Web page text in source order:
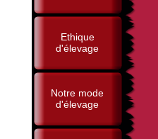
Ethique
d'élevage
Notre mode
d'élevage